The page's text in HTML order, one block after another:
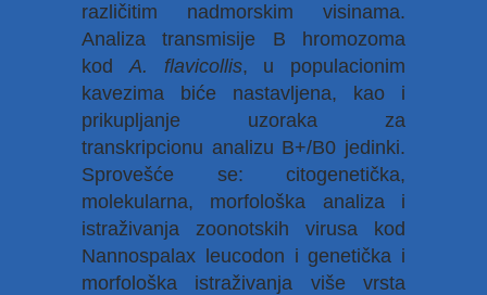
različitim nadmorskim visinama.
Analiza transmisije B hromozoma
kodA. flavicollis, u populacionim
kavezima biće nastavljena, kao i
prikupljanje uzoraka za
transkripcionu analizu B+/B0 jedinki.
Sprovešće se: citogenetička,
molekularna, morfološka analiza i
istraživanja zoonotskih virusa kod
Nannospalax leucodon i genetička i
morfološka istraživanja više vrsta